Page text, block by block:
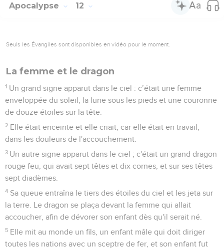
Apocalypse 12
Seuls les Évangiles sont disponibles en vidéo pour le moment.
La femme et le dragon
1 Un grand signe apparut dans le ciel : c’était une femme
enveloppée du soleil, la lune sous les pieds et une couronne
de douze étoiles sur la tête.
2 Elle était enceinte et elle criait, car elle était en travail,
dans les douleurs de l'accouchement.
3 Un autre signe apparut dans le ciel ; c'était un grand dragon
rouge feu, qui avait sept têtes et dix cornes, et sur ses têtes
sept diadèmes.
4 Sa queue entraîna le tiers des étoiles du ciel et les jeta sur
la terre. Le dragon se plaça devant la femme qui allait
accoucher, afin de dévorer son enfant dès qu'il serait né.
5 Elle mit au monde un fils, un enfant mâle qui doit diriger
toutes les nations avec un sceptre de fer, et son enfant fut